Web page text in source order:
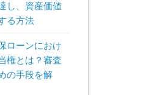
し、資産価値
る方法
ローンにおけ
権とは？審査
の手段を解